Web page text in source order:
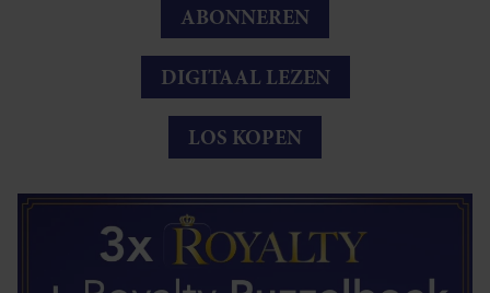
ABONNEREN
DIGITAAL LEZEN
LOS KOPEN